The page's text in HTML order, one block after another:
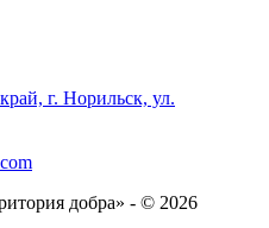
г. Норильск, ул.
добра» - © 2026